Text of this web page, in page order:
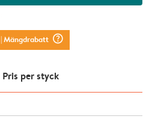
| Mängdrabatt question_mark_circle
Pris per styck